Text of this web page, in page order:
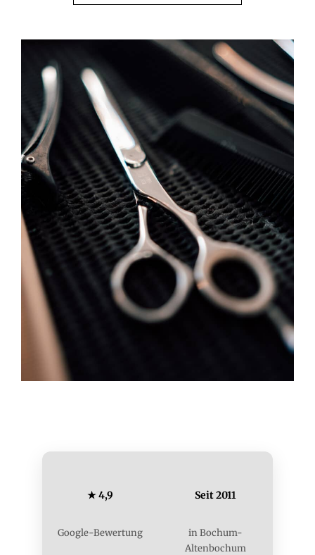
★ 4,9
Google-Bewertung
Seit 2011
in Bochum-
Altenbochum